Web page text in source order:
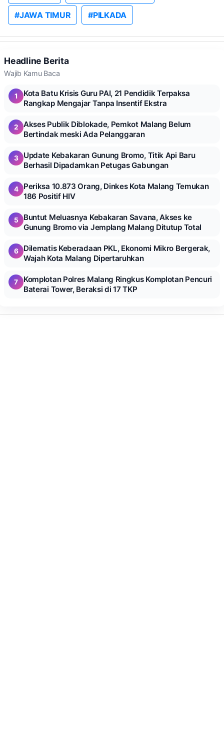
#JAWA TIMUR #PILKADA
Headline Berita
Wajib Kamu Baca
1
Kota Batu Krisis Guru PAI, 21 Pendidik Terpaksa
Rangkap Mengajar Tanpa Insentif Ekstra
2
Akses Publik Diblokade, Pemkot Malang Belum
Bertindak meski Ada Pelanggaran
3
Update Kebakaran Gunung Bromo, Titik Api Baru
Berhasil Dipadamkan Petugas Gabungan
4
Periksa 10.873 Orang, Dinkes Kota Malang Temukan
186 Positif HIV
5
Buntut Meluasnya Kebakaran Savana, Akses ke
Gunung Bromo via Jemplang Malang Ditutup Total
6
Dilematis Keberadaan PKL, Ekonomi Mikro Bergerak,
Wajah Kota Malang Dipertaruhkan
7
Komplotan Polres Malang Ringkus Komplotan Pencuri
Baterai Tower, Beraksi di 17 TKP